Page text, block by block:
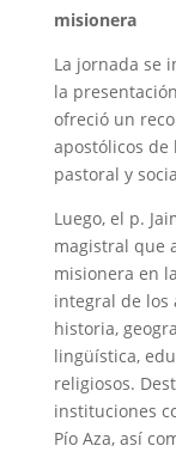
misionera
La jornada se
la
ofreció un
apostólicos de
pastoral y
Luego, el p.
magistral que
misionera en
integral de los
historia,
lingüística,
religiosos.
instituciones
Pío Aza, así